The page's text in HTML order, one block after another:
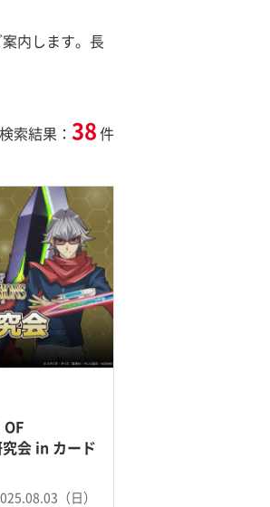
内します。長
検索結果： 38件
OF
会 in カード
（日）